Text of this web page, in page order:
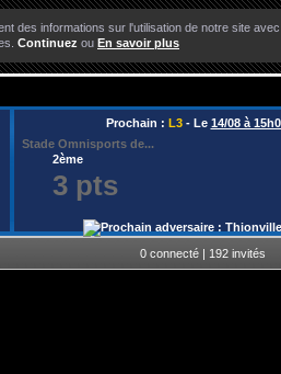
des informations sur l'utilisation de notre site
Continuez ou En savoir plus
Prochain : L3- Le 14/08 à
Stade Omnisports de...
2ème
3 pts
0 connecté | 192 invités